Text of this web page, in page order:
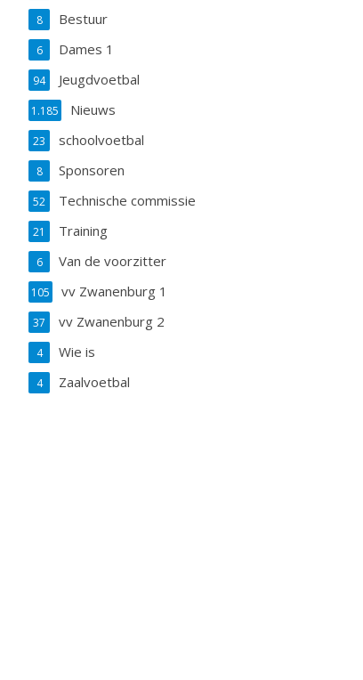
Bestuur
8
Dames 1
6
Jeugdvoetbal
94
Nieuws
1.185
schoolvoetbal
23
Sponsoren
8
Technische commissie
52
Training
21
Van de voorzitter
6
vv Zwanenburg 1
105
vv Zwanenburg 2
37
Wie is
4
Zaalvoetbal
4